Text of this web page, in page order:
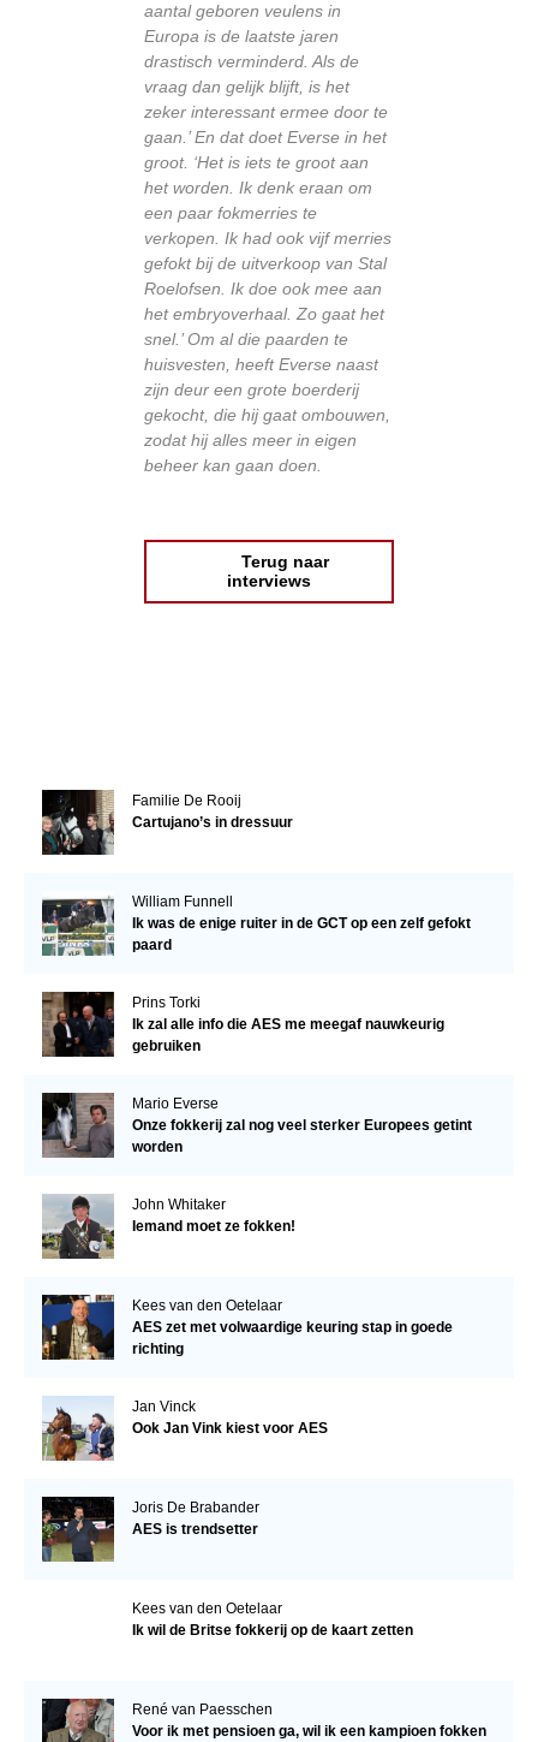
aantal geboren veulens in
Europa is de laatste jaren
drastisch verminderd. Als de
vraag dan gelijk blijft, is het
zeker interessant ermee door te
gaan.’ En dat doet Everse in het
groot. ‘Het is iets te groot aan
het worden. Ik denk eraan om
een paar fokmerries te
verkopen. Ik had ook vijf merries
gefokt bij de uitverkoop van Stal
Roelofsen. Ik doe ook mee aan
het embryoverhaal. Zo gaat het
snel.’ Om al die paarden te
huisvesten, heeft Everse naast
zijn deur een grote boerderij
gekocht, die hij gaat ombouwen,
zodat hij alles meer in eigen
beheer kan gaan doen.
Terug naar
interviews
Familie De Rooij
Cartujano’s in dressuur
William Funnell
Ik was de enige ruiter in de GCT op een zelf gefokt
paard
Prins Torki
Ik zal alle info die AES me meegaf nauwkeurig
gebruiken
Mario Everse
Onze fokkerij zal nog veel sterker Europees getint
worden
John Whitaker
Iemand moet ze fokken!
Kees van den Oetelaar
AES zet met volwaardige keuring stap in goede
richting
Jan Vinck
Ook Jan Vink kiest voor AES
Joris De Brabander
AES is trendsetter
Kees van den Oetelaar
Ik wil de Britse fokkerij op de kaart zetten
René van Paesschen
Voor ik met pensioen ga, wil ik een kampioen fokken